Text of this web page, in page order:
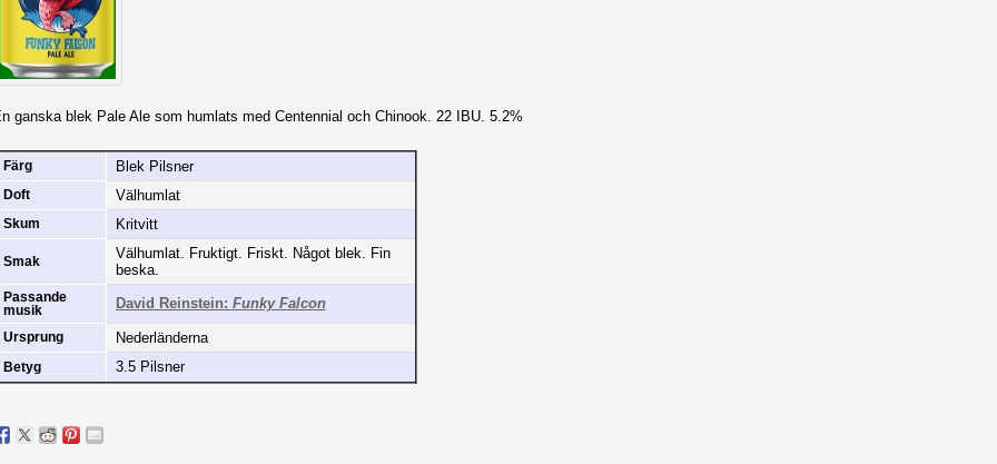
ganska blek Pale Ale som humlats med Centennial och Chinook. 22 IBU. 5.2%
Färg Blek Pilsner
Doft Välhumlat
Skum Kritvitt
Smak
Välhumlat. Fruktigt. Friskt. Något blek. Fin
beska.
Passande
musik
David Reinstein: Funky Falcon
Ursprung Nederländerna
Betyg 3.5 Pilsner